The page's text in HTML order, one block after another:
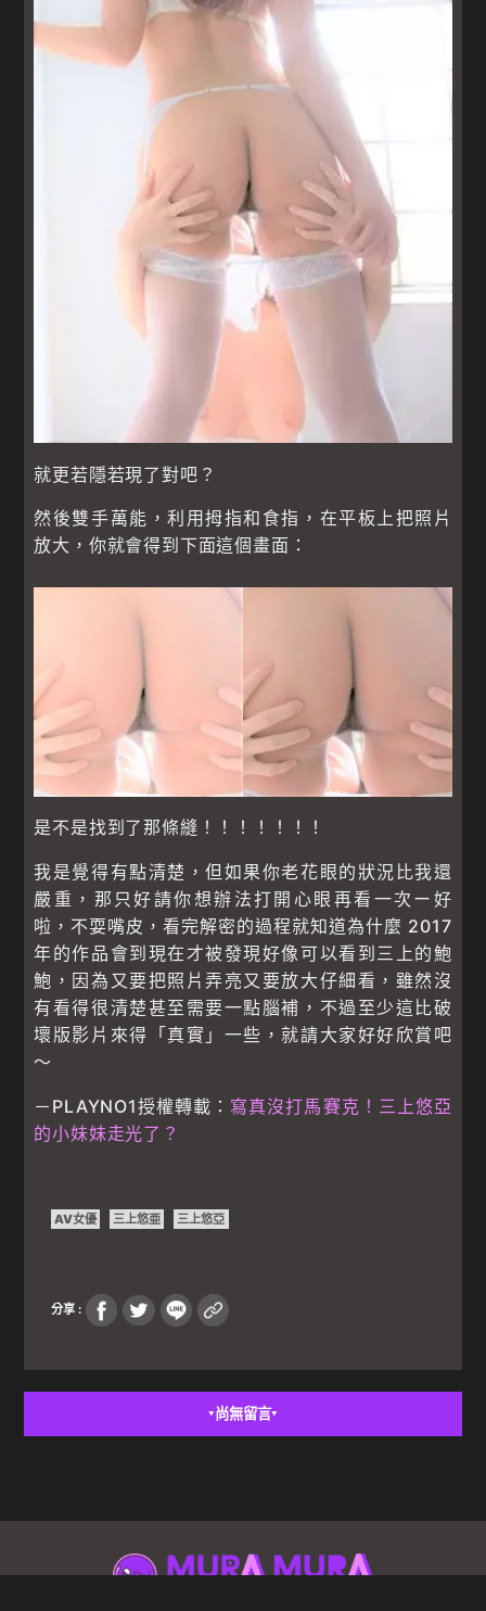
就更若隱若現了對吧？
然後雙手萬能，利用拇指和食指，在平板上把照片
放大，你就會得到下面這個畫面：
是不是找到了那條縫！！！！！！！
我是覺得有點清楚，但如果你老花眼的狀況比我還
嚴重，那只好請你想辦法打開心眼再看一次ー好
啦，不耍嘴皮，看完解密的過程就知道為什麼 2017
年的作品會到現在才被發現好像可以看到三上的鮑
鮑，因為又要把照片弄亮又要放大仔細看，雖然沒
有看得很清楚甚至需要一點腦補，不過至少這比破
壞版影片來得「真實」一些，就請大家好好欣賞吧
～
－PLAYNO1授權轉載： 寫真沒打馬賽克！三上悠亞
的小妹妹走光了？
AV女優 三上悠亜 三上悠亞
分享 :
▼ 尚無留言▼